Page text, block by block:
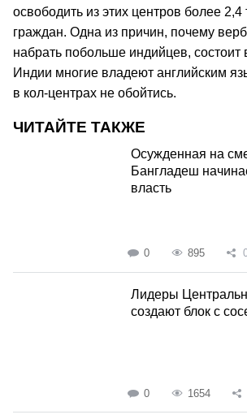
освободить из этих центров более 2,4
граждан. Одна из причин, почему
набрать побольше индийцев, состоит
Индии многие владеют английским
в кол-центрах не обойтись.
ЧИТАЙТЕ ТАКЖЕ
Осужденная на
Бангладеш
власть
0 895
Лидеры
создают блок с
0 1654